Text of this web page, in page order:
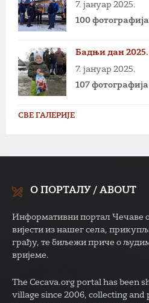
7. јануар 2025.
100 фотографија
Бадњи дан
7. јануар 2025.
107 фотографија
СВЕ ГАЛЕРИЈЕ
О ПОРТАЛУ / ABOUT
Информативни портал Чечаве
вијести из нашег села,
грађу, те биљежи приче о
вријеме.
The Cecava.org portal has been
village since 2006, collecting